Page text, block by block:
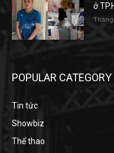
ở
Tháng
POPULAR CATEGORY
Tin tức
Showbiz
Thể thao